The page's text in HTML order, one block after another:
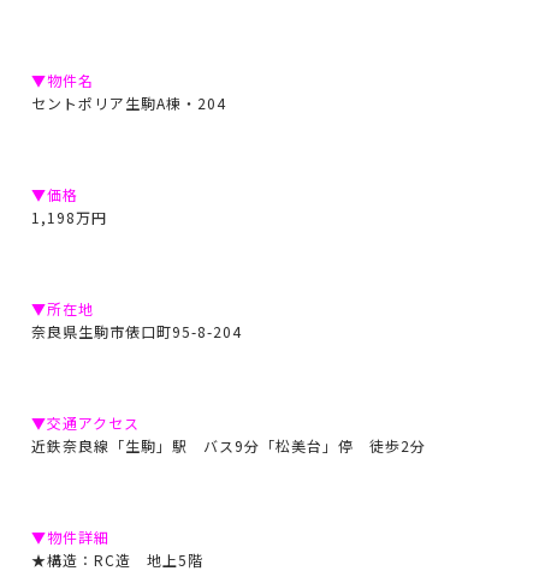
▼物件名
セントポリア生駒A棟・204
▼価格
1,198万円
▼所在地
奈良県生駒市俵口町95-8-204
▼交通アクセス
近鉄奈良線「生駒」駅 バス9分「松美台」停 徒歩2分
▼物件詳細
★構造：RC造 地上5階